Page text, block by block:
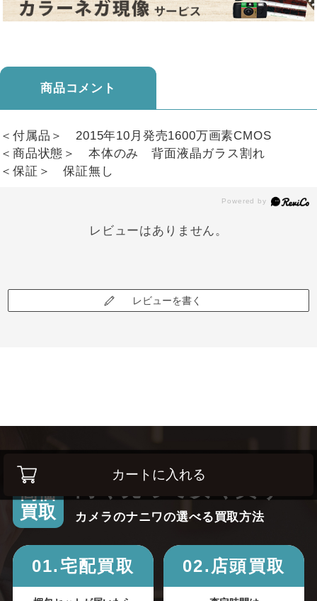
カートに入れる
商品コメント
＜付属品＞ 2015年10月発売1600万画素CMOS
＜商品状態＞ 本体のみ 背面液晶ガラス割れ
＜保証＞ 保証無し
レビューはありません。
レビューを書く
高価
買取
高く売って安く買う！
カメラのナニワの選べる買取方法
01.宅配買取 02.店頭買取